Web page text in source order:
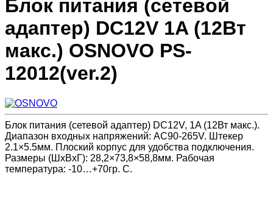
Блок питания (сетевой
адаптер) DC12V 1A (12Вт
макс.) OSNOVO PS-
12012(ver.2)
Блок питания (сетевой адаптер) DC12V, 1A (12Вт макс.).
Диапазон входных напряжений: AC90-265V. Штекер
2.1×5.5мм. Плоский корпус для удобства подключения.
Размеры (ШхВхГ): 28,2×73,8×58,8мм. Рабочая
температура: -10…+70гр. С.